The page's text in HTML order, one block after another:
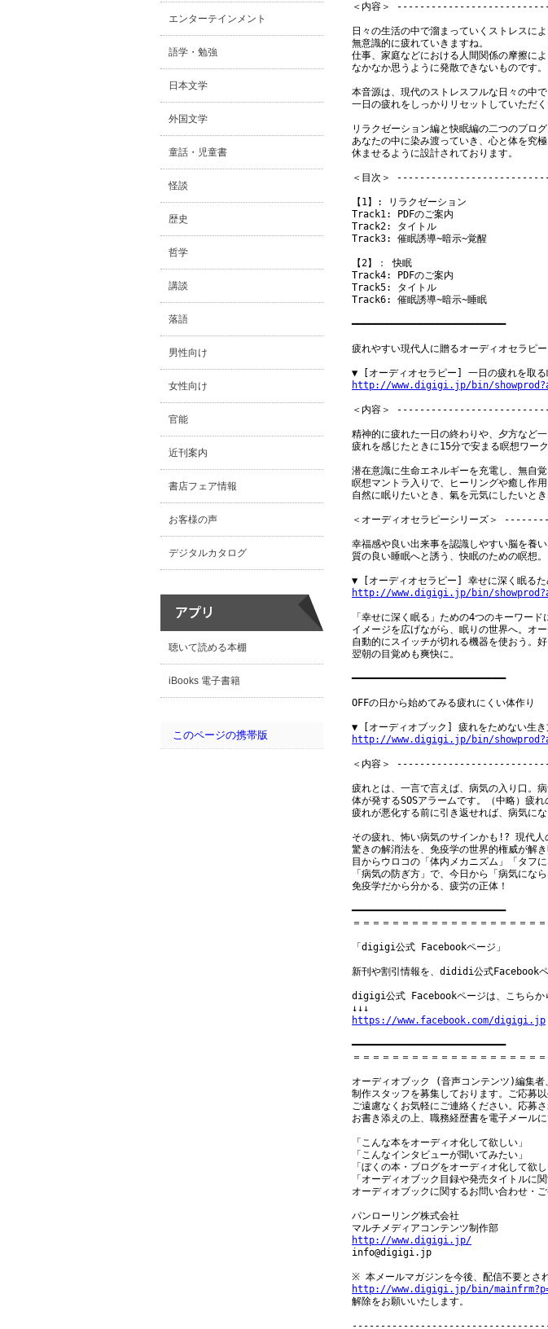
エンターテインメント
語学・勉強
日本文学
外国文学
童話・児童書
怪談
歴史
哲学
講談
落語
男性向け
女性向け
官能
近刊案内
書店フェア情報
お客様の声
デジタルカタログ
聴いて読める本棚
iBooks 電子書籍
このページの携帯版
＜内容＞
日々の生活の中で溜まっていくストレスに
無意識的に疲れていきますね。
仕事、家庭などにおける人間関係の摩擦に
なかなか思うように発散できないものです。
本音源は、現代のストレスフルな日々の中で
一日の疲れをしっかりリセットしていただ
リラクゼーション編と快眠編の二つのプ
あなたの中に染み渡っていき、心と体を究極
休ませるように設計されております。
＜目次＞
【1】: リラクゼーション
Track1: PDFのご案内
Track2: タイトル
Track3: 催眠誘導~暗示~覚醒
【2】： 快眠
Track4: PDFのご案内
Track5: タイトル
Track6: 催眠誘導~暗示~睡眠
━━━━━━━━━━━━━━━━━━━━━━━━━━━
疲れやすい現代人に贈るオーディオセラピー
http://www.digigi.jp/bin/
＜内容＞
精神的に疲れた一日の終わりや、夕方など一
疲れを感じたときに15分で安まる瞑想ワー
潜在意識に生命エネルギーを充電し、無自
瞑想マントラ入りで、ヒーリングや癒し作用
自然に眠りたいとき、氣を元気にしたいとき
＜オーディオセラピーシリーズ
幸福感や良い出来事を認識しやすい脳を養い
質の良い睡眠へと誘う、快眠のための瞑想。
http://www.digigi.jp/bin/
「幸せに深く眠る」ための4つのキーワード
イメージを広げながら、眠りの世界へ。オ
自動的にスイッチが切れる機器を使おう。
翌朝の目覚めも爽快に。
━━━━━━━━━━━━━━━━━━━━━━━━━━━
OFFの日から始めてみる疲れにくい体作り
http://www.digigi.jp/bin/
＜内容＞
疲れとは、一言で言えば、病気の入り口。病
体が発するSOSアラームです。（中略）疲れ
疲れが悪化する前に引き返せれば、病気に
その疲れ、怖い病気のサインかも!? 現代人
驚きの解消法を、免疫学の世界的権威が解き
目からウロコの「体内メカニズム」「タフに
「病気の防ぎ方」で、今日から「病気にな
免疫学だから分かる、疲労の正体！
━━━━━━━━━━━━━━━━━━━━━━━━━━━
＝＝＝＝＝＝＝＝＝＝＝＝＝＝＝＝＝＝＝
「digigi公式 Facebookページ」
新刊や割引情報を、dididi公式Facebookペ
digigi公式 Facebookページは、こちらか
https://www.facebook.com/digigi.jp
━━━━━━━━━━━━━━━━━━━━━━━━━━━
＝＝＝＝＝＝＝＝＝＝＝＝＝＝＝＝＝＝＝
オーディオブック (音声コンテンツ)編集者
制作スタッフを募集しております。ご応募
ご遠慮なくお気軽にご連絡ください。応募
お書き添えの上、職務経歴書を電子メールに
「こんな本をオーディオ化して欲しい」
「こんなインタビューが聞いてみたい」
「ぼくの本・ブログをオーディオ化して欲し
「オーディオブック目録や発売タイトルに
オーディオブックに関するお問い合わせ・ご
パンローリング株式会社
http://www.digigi.jp/
info@digigi.jp
http://www.digigi.jp/bin/
解除をお願いいたします。